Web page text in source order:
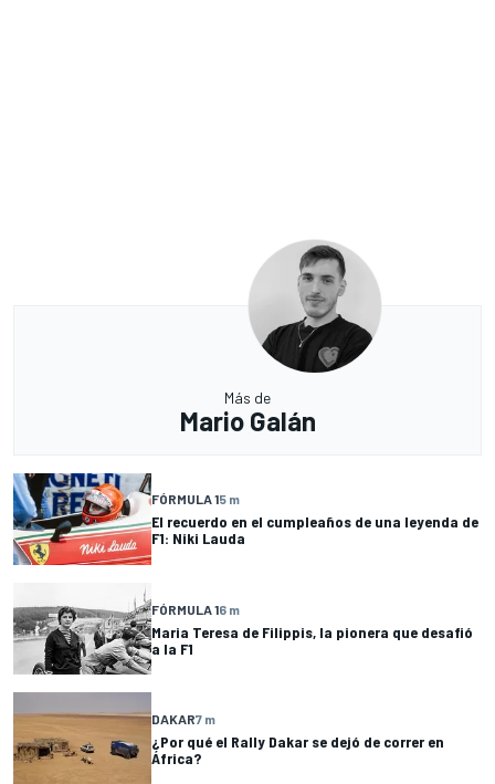
Más de
Mario Galán
FÓRMULA 15 m
El recuerdo en el cumpleaños de una leyenda de
F1: Niki Lauda
FÓRMULA 16 m
Maria Teresa de Filippis, la pionera que desafió
a la F1
DAKAR7 m
¿Por qué el Rally Dakar se dejó de correr en
África?